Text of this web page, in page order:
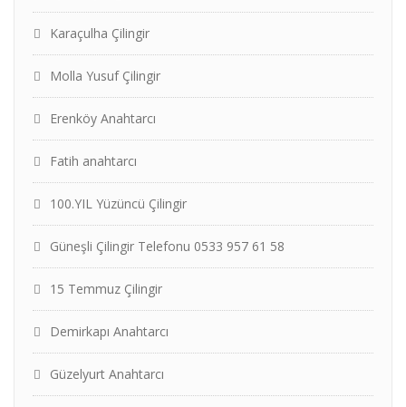
Karaçulha Çilingir
Molla Yusuf Çilingir
Erenköy Anahtarcı
Fatih anahtarcı
100.YIL Yüzüncü Çilingir
Güneşli Çilingir Telefonu 0533 957 61 58
15 Temmuz Çilingir
Demirkapı Anahtarcı
Güzelyurt Anahtarcı